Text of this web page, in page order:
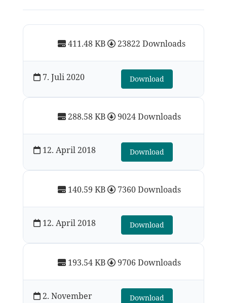
411.48 KB 23822 Downloads
7. Juli 2020 Download
288.58 KB 9024 Downloads
12. April 2018 Download
140.59 KB 7360 Downloads
12. April 2018 Download
193.54 KB 9706 Downloads
2. November
Download